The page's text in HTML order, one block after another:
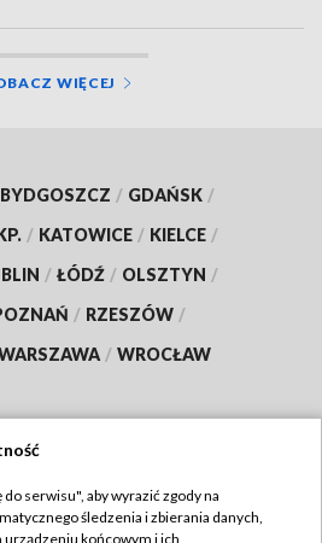
WIĘCEJ
BYDGOSZCZ / GDAŃSK /
/ KATOWICE / KIELCE /
/ ŁÓDŹ / OLSZTYN /
/ RZESZÓW /
/ WROCŁAW
TVP
serwisu", aby wyrazić zgody na
śledzenia i zbierania danych,
urządzeniu końcowym i ich